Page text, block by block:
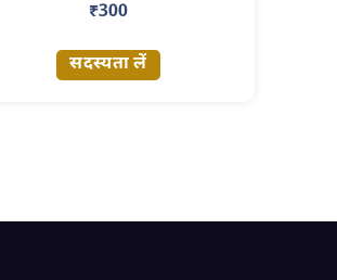
₹300
सदस्यता लें